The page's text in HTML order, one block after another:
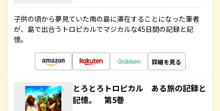
子供の頃から夢見ていた南の島に滞在することになった筆者
が、島で出合うトロピカルでマジカルな45日間の記録と記
憶。
詳細を見る
とろとろトロピカル ある旅の記録と
記憶。 第5巻